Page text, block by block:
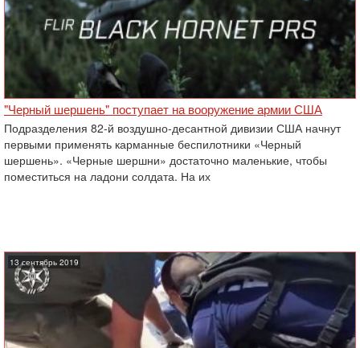
"Черный шершень" поступает на вооружение армии США
Подразделения 82-й воздушно-десантной дивизии США начнут
первыми применять карманные беспилотники «Черный
шершень». «Черные шершни» достаточно маленькие, чтобы
поместиться на ладони солдата. На их
13 сентябрь 2019